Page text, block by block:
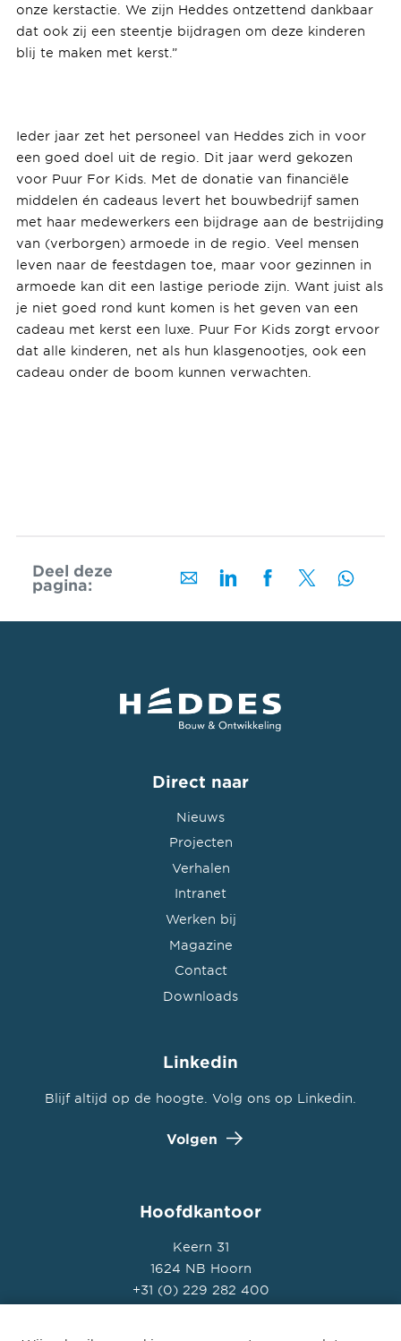
onze kerstactie. We zijn Heddes ontzettend dankbaar
dat ook zij een steentje bijdragen om deze kinderen
blij te maken met kerst.”
Ieder jaar zet het personeel van Heddes zich in voor
een goed doel uit de regio. Dit jaar werd gekozen
voor Puur For Kids. Met de donatie van financiële
middelen én cadeaus levert het bouwbedrijf samen
met haar medewerkers een bijdrage aan de bestrijding
van (verborgen) armoede in de regio. Veel mensen
leven naar de feestdagen toe, maar voor gezinnen in
armoede kan dit een lastige periode zijn. Want juist als
je niet goed rond kunt komen is het geven van een
cadeau met kerst een luxe. Puur For Kids zorgt ervoor
dat alle kinderen, net als hun klasgenootjes, ook een
cadeau onder de boom kunnen verwachten.
Deel deze
pagina:
Direct naar
Nieuws
Projecten
Verhalen
Intranet
Werken bij
Magazine
Contact
Downloads
Linkedin
Blijf altijd op de hoogte. Volg ons op Linkedin.
Volgen
Hoofdkantoor
Keern 31
1624 NB Hoorn
+31 (0) 229 282 400